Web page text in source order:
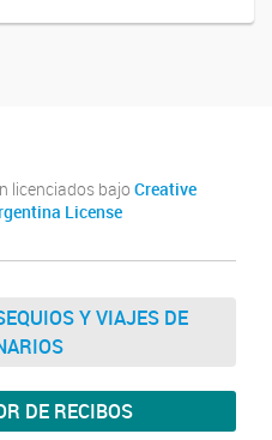
licenciados bajo Creative
License
Y VIAJES DE
DE RECIBOS